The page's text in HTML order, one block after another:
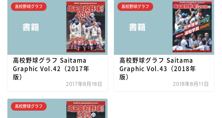
高校野球グラフ
高校野球グラフ Saitama
Graphic Vol.42（2017年
版）
2017年8月18日
高校野球グラフ
高校野球グラフ Saitama
Graphic Vol.43（2018年
版）
2018年8月11日
高校野球グラフ